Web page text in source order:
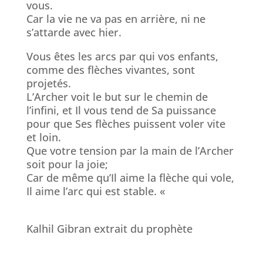
vous.
Car la vie ne va pas en arrière, ni ne
s’attarde avec hier.
Vous êtes les arcs par qui vos enfants,
comme des flèches vivantes, sont
projetés.
L’Archer voit le but sur le chemin de
l’infini, et Il vous tend de Sa puissance
pour que Ses flèches puissent voler vite
et loin.
Que votre tension par la main de l’Archer
soit pour la joie;
Car de même qu’Il aime la flèche qui vole,
Il aime l’arc qui est stable. «
Kalhil Gibran extrait du prophète